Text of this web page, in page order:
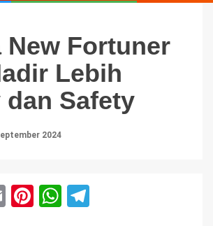
New Fortuner
Lebih
Safety
2024
EmailPinterest
WhatsApp